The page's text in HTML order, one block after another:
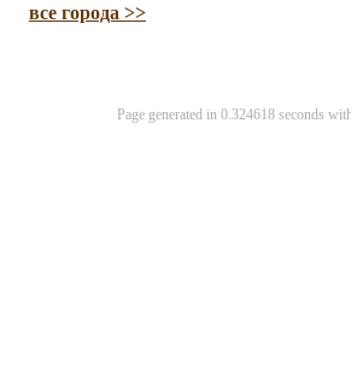
все города >>
Page generated in 0.324618 seconds